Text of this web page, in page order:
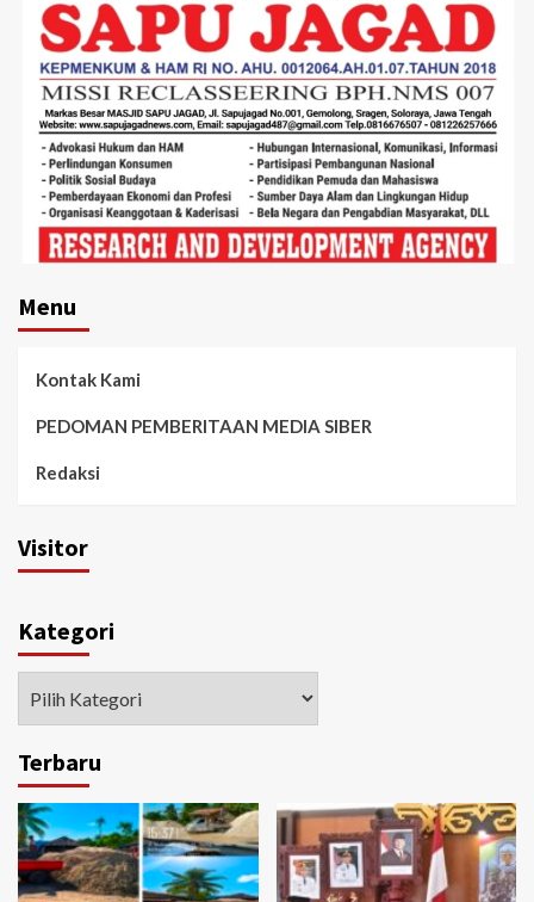
Menu
Kontak Kami
PEDOMAN PEMBERITAAN MEDIA SIBER
Redaksi
Visitor
Kategori
Terbaru